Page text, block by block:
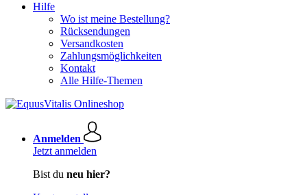
Hilfe
Wo ist meine Bestellung?
Rücksendungen
Versandkosten
Zahlungsmöglichkeiten
Kontakt
Alle Hilfe-Themen
Anmelden
Jetzt anmelden
Bist du neu hier?